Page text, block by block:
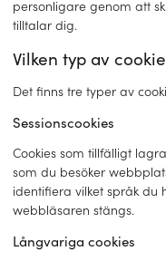
personligare genom att
tilltalar dig.
Vilken typ av
Det finns tre typer av
Sessionscookies
Cookies som tillfälligt
som du besöker
identifiera vilket språk du
webbläsaren stängs.
Långvariga cookies